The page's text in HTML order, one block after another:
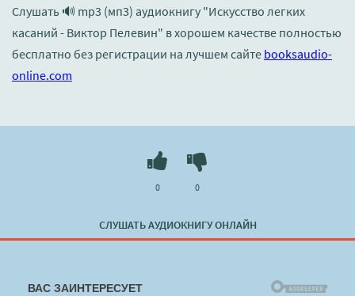
Слушать 🔊 mp3 (мп3) аудиокнигу "Искусство легких
касаний - Виктор Пелевин" в хорошем качестве полностью
бесплатно без регистрации на лучшем сайте booksaudio-
online.com
СЛУШАТЬ АУДИОКНИГУ ОНЛАЙН
0 0